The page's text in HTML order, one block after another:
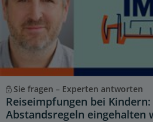
Sie fragen – Experten antworten
Reiseimpfungen bei
Abstandsregeln eingehalten